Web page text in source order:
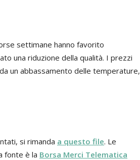
settimane hanno favorito
una riduzione della qualità. I prezzi
un abbassamento delle temperature,
si rimanda a questo file. Le
fonte è la Borsa Merci Telematica